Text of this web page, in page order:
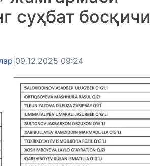
суҳбат босқичи
09.12.2025 09:24